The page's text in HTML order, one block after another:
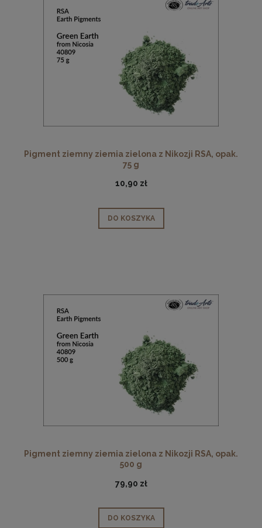
Pigment ziemny ziemia zielona z Nikozji RSA, opak.
75 g
10,90 zł
DO KOSZYKA
Pigment ziemny ziemia zielona z Nikozji RSA, opak.
500 g
79,90 zł
DO KOSZYKA